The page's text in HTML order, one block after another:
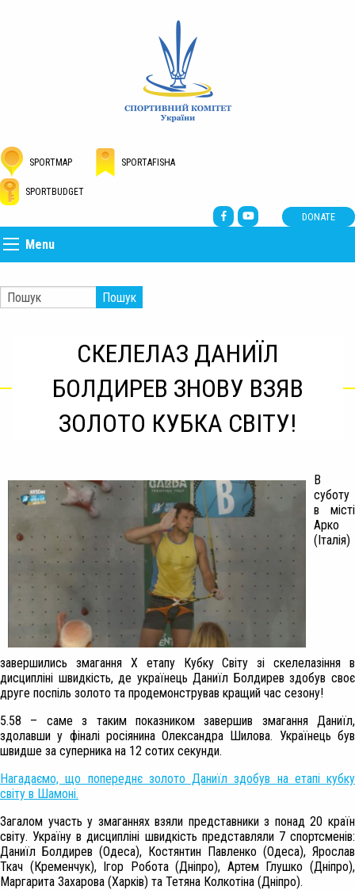
SPORTMAP SPORTAFISHA
SPORTBUDGET
DONATE
Menu
Пошук
СКЕЛЕЛАЗ ДАНИЇЛ
БОЛДИРЕВ ЗНОВУ ВЗЯВ
ЗОЛОТО КУБКА СВІТУ!
В
суботу
в місті
Арко
(Італія)
завершились змагання Х етапу Кубку Світу зі скелелазіння в
дисципліні швидкість, де українець Даниїл Болдирев здобув своє
друге поспіль золото та продемонстрував кращий час сезону!
5.58 – саме з таким показником завершив змагання Даниїл,
здолавши у фіналі росіянина Олександра Шилова. Українець був
швидше за суперника на 12 сотих секунди.
Нагадаємо, що попереднє золото Даниїл здобув на етапі кубку
світу в Шамоні.
Загалом участь у змаганнях взяли представники з понад 20 країн
світу. Україну в дисципліні швидкість представляли 7 спортсменів:
Даниїл Болдирев (Одеса), Костянтин Павленко (Одеса), Ярослав
Ткач (Кременчук), Ігор Робота (Дніпро), Артем Глушко (Дніпро),
Маргарита Захарова (Харків) та Тетяна Колкотіна (Дніпро).